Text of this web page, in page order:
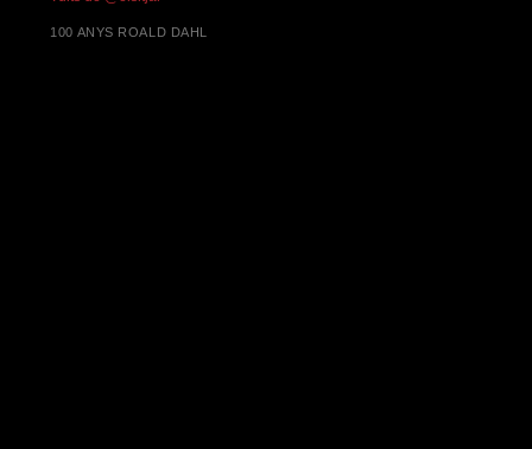
100 ANYS ROALD DAHL